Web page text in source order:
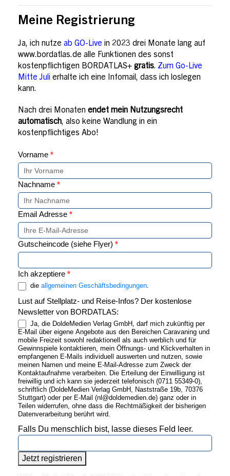
Meine Registrierung
Ja, ich nutze ab GO-Live in 2023 drei Monate lang auf
www.bordatlas.de alle Funktionen des sonst
kostenpflichtigen BORDATLAS+ gratis. Zum Go-Live
Mitte Juli erhalte ich eine Infomail, dass ich loslegen
kann.
Nach drei Monaten endet mein Nutzungsrecht
automatisch, also keine Wandlung in ein
kostenpflichtiges Abo!
Vorname *
Nachname *
Email Adresse *
Gutscheincode (siehe Flyer) *
Ich akzeptiere *
die allgemeinen Geschäftsbedingungen.
Lust auf Stellplatz- und Reise-Infos? Der kostenlose
Newsletter von BORDATLAS:
Ja, die DoldeMedien Verlag GmbH, darf mich zukünftig per
E-Mail über eigene Angebote aus den Bereichen Caravaning und
mobile Freizeit sowohl redaktionell als auch werblich und für
Gewinnspiele kontaktieren, mein Öffnungs- und Klickverhalten in
empfangenen E-Mails individuell auswerten und nutzen, sowie
meinen Namen und meine E-Mail-Adresse zum Zweck der
Kontaktaufnahme verarbeiten. Die Erteilung der Einwilligung ist
freiwillig und ich kann sie jederzeit telefonisch (0711 55349-0),
schriftlich (DoldeMedien Verlag GmbH, Naststraße 19b, 70376
Stuttgart) oder per E-Mail (nl@doldemedien.de) ganz oder in
Teilen widerrufen, ohne dass die Rechtmäßigkeit der bisherigen
Datenverarbeitung berührt wird.
Falls Du menschlich bist, lasse dieses Feld leer.
Jetzt registrieren